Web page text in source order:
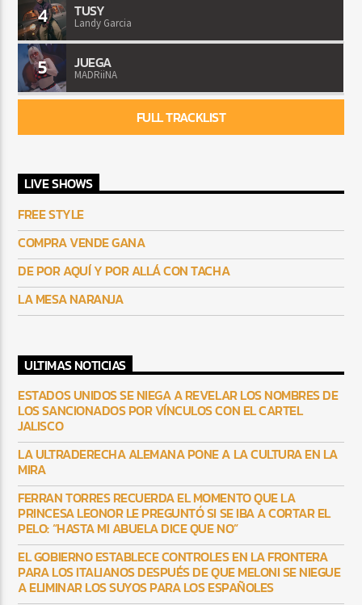
4 TUSY
Landy Garcia
5 JUEGA
MADRiiNA
FULL TRACKLIST
LIVE SHOWS
FREE STYLE
COMPRA VENDE GANA
DE POR AQUÍ Y POR ALLÁ CON TACHA
LA MESA NARANJA
ULTIMAS NOTICIAS
ESTADOS UNIDOS SE NIEGA A REVELAR LOS NOMBRES DE
LOS SANCIONADOS POR VÍNCULOS CON EL CARTEL
JALISCO
LA ULTRADERECHA ALEMANA PONE A LA CULTURA EN LA
MIRA
FERRAN TORRES RECUERDA EL MOMENTO QUE LA
PRINCESA LEONOR LE PREGUNTÓ SI SE IBA A CORTAR EL
PELO: “HASTA MI ABUELA DICE QUE NO”
EL GOBIERNO ESTABLECE CONTROLES EN LA FRONTERA
PARA LOS ITALIANOS DESPUÉS DE QUE MELONI SE NIEGUE
A ELIMINAR LOS SUYOS PARA LOS ESPAÑOLES